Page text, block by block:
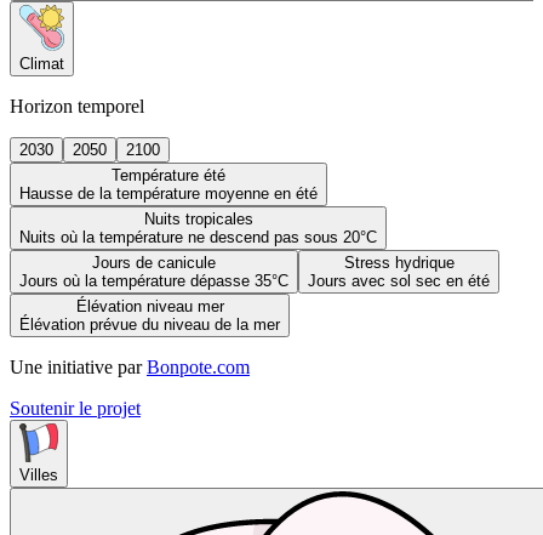
Climat
Horizon temporel
2030 2050
2100
Température été
Hausse de la température moyenne en été
Nuits tropicales
Nuits où la température ne descend pas sous 20°C
Jours de canicule
Jours où la température dépasse 35°C
Stress hydrique
Jours avec sol sec en été
Élévation niveau mer
Élévation prévue du niveau de la mer
Une initiative par Bonpote.com
Soutenir le projet
Villes